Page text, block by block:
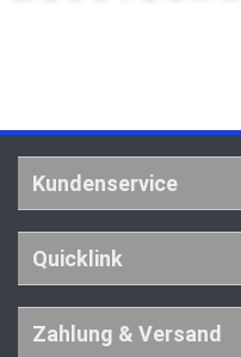
Kundenservice
Quicklink
Zahlung & Versand